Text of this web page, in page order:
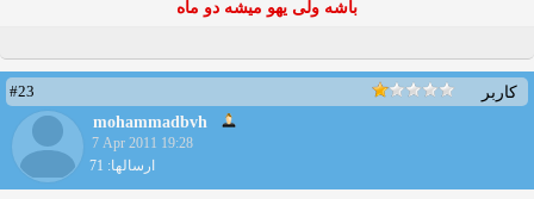
باشه ولی یهو میشه دو ماه
کاربر
#23
mohammadbvh
7 Apr 2011 19:28
ارسالها: 71